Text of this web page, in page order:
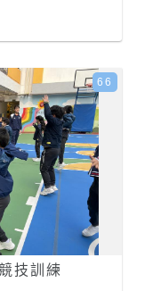
技訓練
66